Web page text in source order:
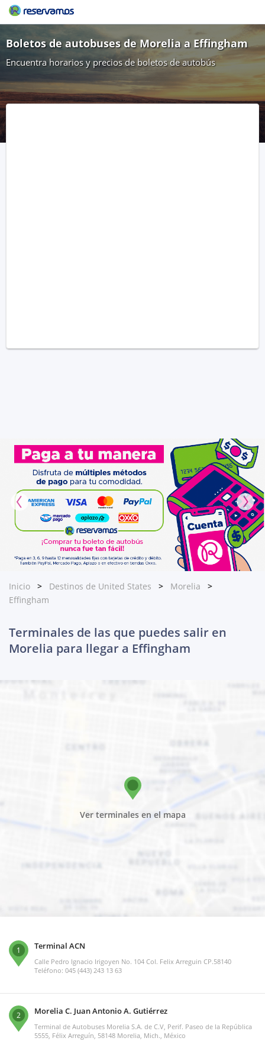
Boletos de autobuses de Morelia a Effingham
Encuentra horarios y precios de boletos de autobús
Inicio Destinos de United States
Morelia
Effingham
Terminales de las que puedes salir en
Morelia para llegar a Effingham
Ver terminales en el mapa
1 Terminal ACN
Calle Pedro Ignacio Irigoyen No. 104 Col. Felix Arreguin CP.58140
Teléfono: 045 (443) 243 13 63
2 Morelia C. Juan Antonio A. Gutiérrez
Terminal de Autobuses Morelia S.A. de C.V, Perif. Paseo de la República
5555, Félix Arreguín, 58148 Morelia, Mich., México